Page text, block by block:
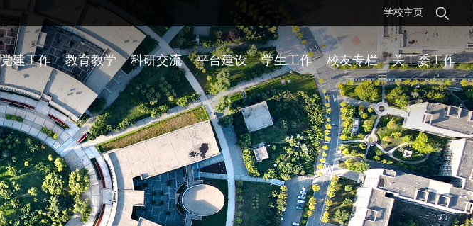
学校主页
党建工作 教育教学 科研交流 平台建设 学生工作 校友专栏 关工委工作